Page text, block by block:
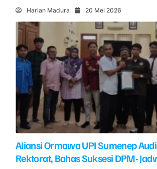
Harian Madura 20 Mei 2026
Aliansi Ormawa UPI Sumenep
Rektorat, Bahas Suksesi DPM-